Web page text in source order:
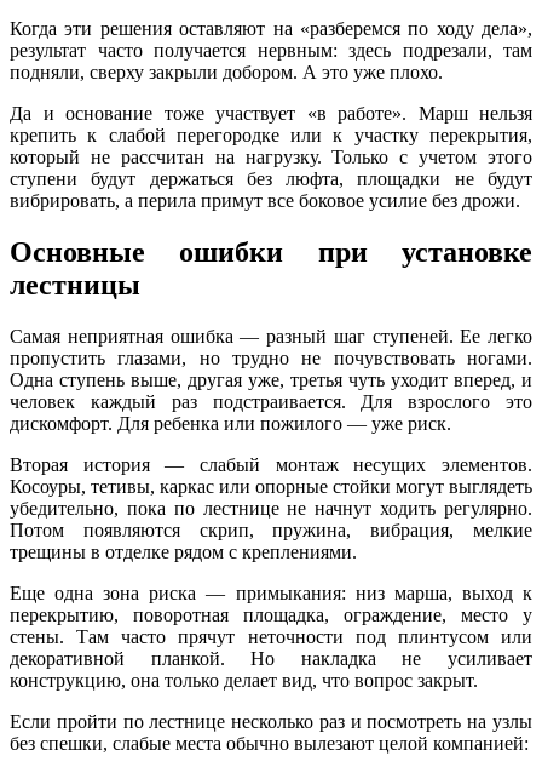
Когда эти решения оставляют на «разберемся по ходу дела»,
результат часто получается нервным: здесь подрезали, там
подняли, сверху закрыли добором. А это уже плохо.
Да и основание тоже участвует «в работе». Марш нельзя
крепить к слабой перегородке или к участку перекрытия,
который не рассчитан на нагрузку. Только с учетом этого
ступени будут держаться без люфта, площадки не будут
вибрировать, а перила примут все боковое усилие без дрожи.
Основные ошибки при установке
лестницы
Самая неприятная ошибка — разный шаг ступеней. Ее легко
пропустить глазами, но трудно не почувствовать ногами.
Одна ступень выше, другая уже, третья чуть уходит вперед, и
человек каждый раз подстраивается. Для взрослого это
дискомфорт. Для ребенка или пожилого — уже риск.
Вторая история — слабый монтаж несущих элементов.
Косоуры, тетивы, каркас или опорные стойки могут выглядеть
убедительно, пока по лестнице не начнут ходить регулярно.
Потом появляются скрип, пружина, вибрация, мелкие
трещины в отделке рядом с креплениями.
Еще одна зона риска — примыкания: низ марша, выход к
перекрытию, поворотная площадка, ограждение, место у
стены. Там часто прячут неточности под плинтусом или
декоративной планкой. Но накладка не усиливает
конструкцию, она только делает вид, что вопрос закрыт.
Если пройти по лестнице несколько раз и посмотреть на узлы
без спешки, слабые места обычно вылезают целой компанией: